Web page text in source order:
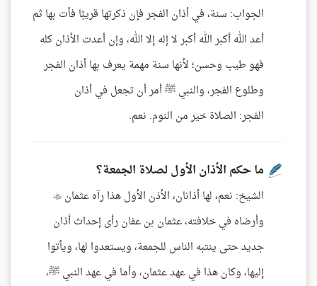
الجواب: سنة، في أذان الفجر فإن ذكرتها قريبًا فأت بها ثم
أعد الله أكبر الله أكبر لا إله إلا الله، وإن أعدت الأذان كله
فهو طيب وحسن؛ لأنها سنة مهمة يعرف بها أذان الفجر
وطلوع الفجر، والنبي ﷺ أمر أن تجعل في أذان
الفجر: الصلاة خير من النوم. نعم.
ما حكم الأذان الأول لصلاة الجمعة؟
الشيخ: نعم، لها أذانان، الأذن الأول هذا رآه عثمان 
وأرضاه في خلافته، عثمان بن عفان رأى إحداث أذان
جديد حتى ينتبه الناس للجمعة، ويستعدوا لها، ويأتوا
إليها، وكان هذا في عهد عثمان، وأما في عهد النبي ﷺ،